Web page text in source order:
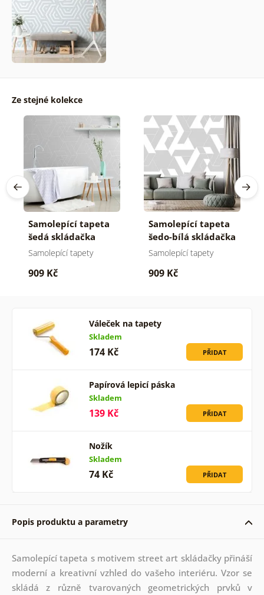
Ze stejné kolekce
Samolepící tapeta
šedá skládačka
vzorů
Samolepící tapety
909 Kč
Samolepící tapeta
šedo-bílá skládačka
vzorů
Samolepící tapety
909 Kč
Váleček na tapety
Skladem
174 Kč PŘIDAT
Papírová lepicí páska
Skladem
139 Kč PŘIDAT
Nožík
Skladem
74 Kč PŘIDAT
Popis produktu a parametry
Samolepící tapeta s motivem street art skládačky přináší
moderní a kreativní vzhled do vašeho interiéru. Vzor se
skládá z různě tvarovaných geometrických prvků v